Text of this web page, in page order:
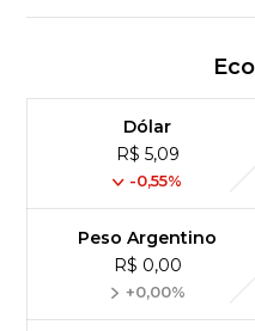
Dólar
R$ 5,09
-0,55%
Peso Argentino
R$ 0,00
+0,00%